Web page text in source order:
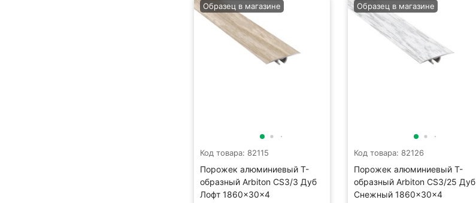
Код товара: 82115
Порожек алюминиевый Т-
образный Arbiton CS3/3 Дуб
Лофт 1860×30×4
Образец в магазине
Код товара: 82126
Порожек алюминиевый Т-
образный Arbiton CS3/25 Дуб
Снежный 1860×30×4
Образец в магазине